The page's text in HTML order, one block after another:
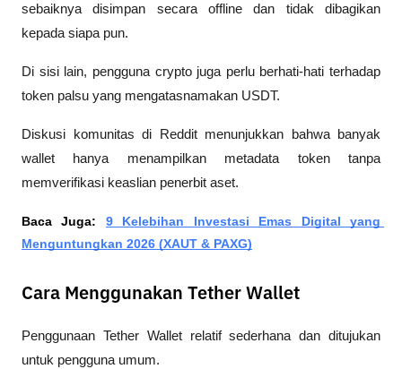
sebaiknya disimpan secara offline dan tidak dibagikan
kepada siapa pun.
Di sisi lain, pengguna crypto juga perlu berhati-hati terhadap
token palsu yang mengatasnamakan USDT.
Diskusi komunitas di Reddit menunjukkan bahwa banyak
wallet hanya menampilkan metadata token tanpa
memverifikasi keaslian penerbit aset.
Baca Juga: 9 Kelebihan Investasi Emas Digital yang
Menguntungkan 2026 (XAUT & PAXG)
Cara Menggunakan Tether Wallet
Penggunaan Tether Wallet relatif sederhana dan ditujukan
untuk pengguna umum.